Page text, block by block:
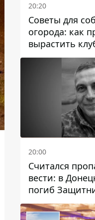
20:20
Советы для
огорода: как
вырастить
20:00
Считался
вести: в
погиб
Каменского
Красовский